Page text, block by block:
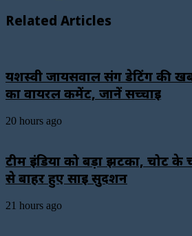
Related Articles
यशस्वी जायसवाल संग डेटिंग की
का वायरल कमेंट, जानें सच्चाई
20 hours ago
टीम इंडिया को बड़ा झटका, चोट के
से बाहर हुए साई सुदर्शन
21 hours ago